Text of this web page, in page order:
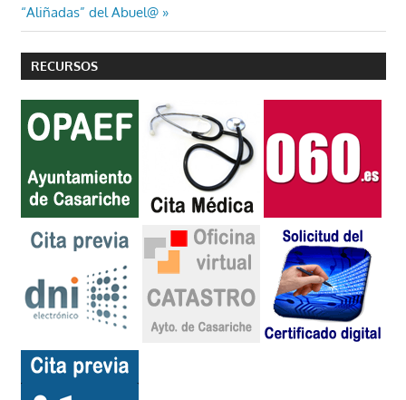
entradas
siguiente:
“Aliñadas” del Abuel@
RECURSOS